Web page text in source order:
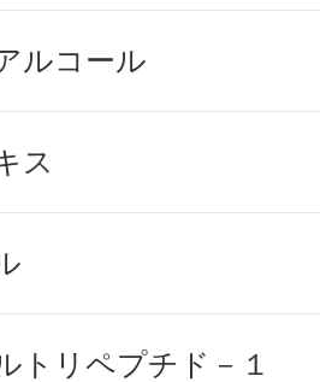
メイクアップ
健康食品／サプ
ルコール
ス
トリペプチド－１